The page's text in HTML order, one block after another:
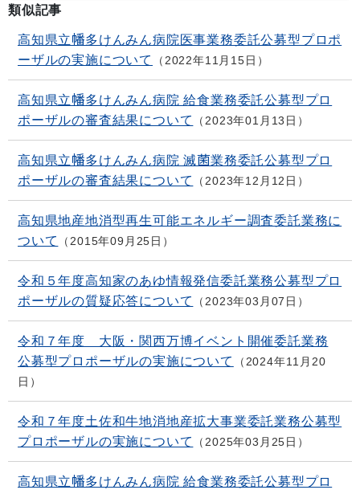
類似記事
高知県立幡多けんみん病院医事業務委託公募型プロポ
ーザルの実施について
2022年11月15日
高知県立幡多けんみん病院 給食業務委託公募型プロ
ポーザルの審査結果について
2023年01月13日
高知県立幡多けんみん病院 滅菌業務委託公募型プロ
ポーザルの審査結果について
2023年12月12日
高知県地産地消型再生可能エネルギー調査委託業務に
ついて
2015年09月25日
令和５年度高知家のあゆ情報発信委託業務公募型プロ
ポーザルの質疑応答について
2023年03月07日
令和７年度 大阪・関西万博イベント開催委託業務
公募型プロポーザルの実施について
2024年11月20
日
令和７年度土佐和牛地消地産拡大事業委託業務公募型
プロポーザルの実施について
2025年03月25日
高知県立幡多けんみん病院 給食業務委託公募型プロ